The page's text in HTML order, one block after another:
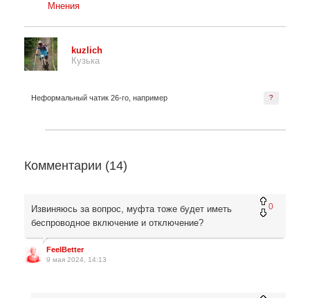
Мнения
kuzlich
Кузька
?
Неформальный чатик 26-го, например
Комментарии (14)
0
Извиняюсь за вопрос, муфта тоже будет иметь
беспроводное включение и отключение?
FeelBetter
9 мая 2024, 14:13